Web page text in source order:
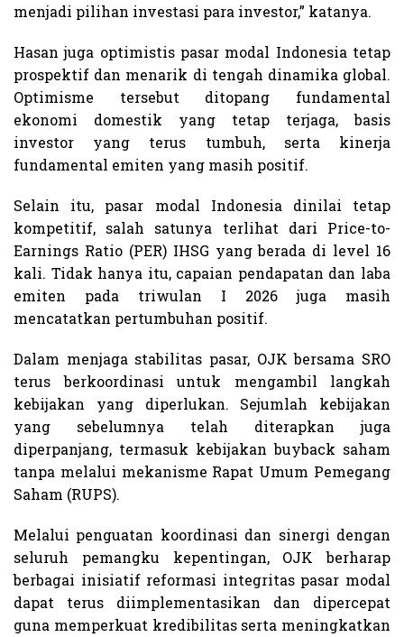
menjadi pilihan investasi para investor,” katanya.
Hasan juga optimistis pasar modal Indonesia tetap
prospektif dan menarik di tengah dinamika global.
Optimisme tersebut ditopang fundamental
ekonomi domestik yang tetap terjaga, basis
investor yang terus tumbuh, serta kinerja
fundamental emiten yang masih positif.
Selain itu, pasar modal Indonesia dinilai tetap
kompetitif, salah satunya terlihat dari Price-to-
Earnings Ratio (PER) IHSG yang berada di level 16
kali. Tidak hanya itu, capaian pendapatan dan laba
emiten pada triwulan I 2026 juga masih
mencatatkan pertumbuhan positif.
Dalam menjaga stabilitas pasar, OJK bersama SRO
terus berkoordinasi untuk mengambil langkah
kebijakan yang diperlukan. Sejumlah kebijakan
yang sebelumnya telah diterapkan juga
diperpanjang, termasuk kebijakan buyback saham
tanpa melalui mekanisme Rapat Umum Pemegang
Saham (RUPS).
Melalui penguatan koordinasi dan sinergi dengan
seluruh pemangku kepentingan, OJK berharap
berbagai inisiatif reformasi integritas pasar modal
dapat terus diimplementasikan dan dipercepat
guna memperkuat kredibilitas serta meningkatkan